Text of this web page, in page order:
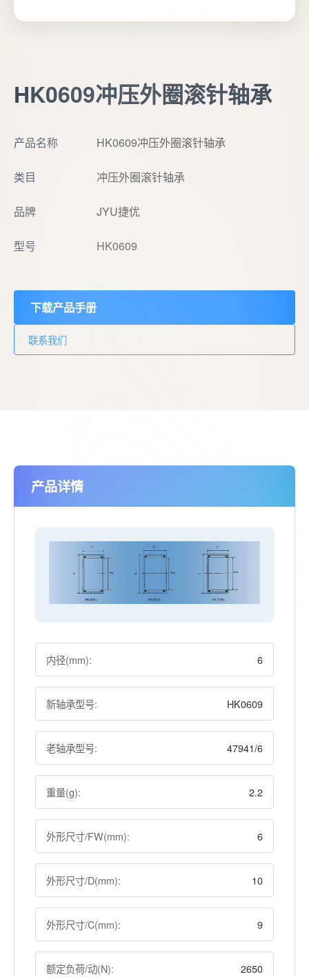
HK0609冲压外圈滚针轴承
产品名称 HK0609冲压外圈滚针轴承
类目 冲压外圈滚针轴承
品牌 JYU捷优
型号 HK0609
下载产品手册
联系我们
产品详情
内径(mm): 6
新轴承型号: HK0609
老轴承型号: 47941/6
重量(g): 2.2
外形尺寸/FW(mm): 6
外形尺寸/D(mm): 10
外形尺寸/C(mm): 9
额定负荷/动(N): 2650